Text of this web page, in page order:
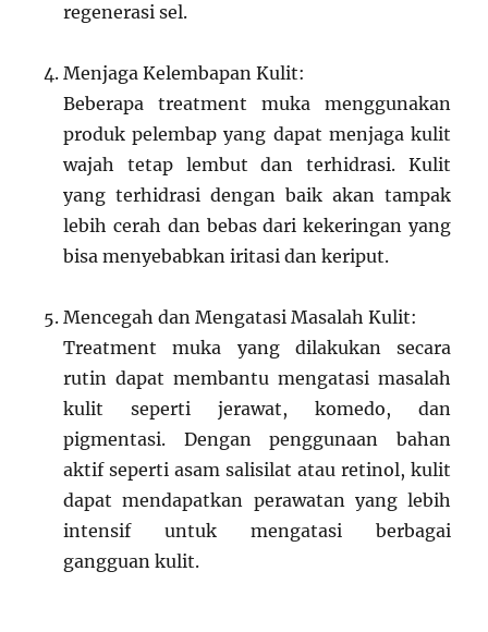
regenerasi sel.
Menjaga Kelembapan Kulit:
Beberapa treatment muka menggunakan
produk pelembap yang dapat menjaga kulit
wajah tetap lembut dan terhidrasi. Kulit
yang terhidrasi dengan baik akan tampak
lebih cerah dan bebas dari kekeringan yang
bisa menyebabkan iritasi dan keriput.
Mencegah dan Mengatasi Masalah Kulit:
Treatment muka yang dilakukan secara
rutin dapat membantu mengatasi masalah
kulit seperti jerawat, komedo, dan
pigmentasi. Dengan penggunaan bahan
aktif seperti asam salisilat atau retinol, kulit
dapat mendapatkan perawatan yang lebih
intensif untuk mengatasi berbagai
gangguan kulit.